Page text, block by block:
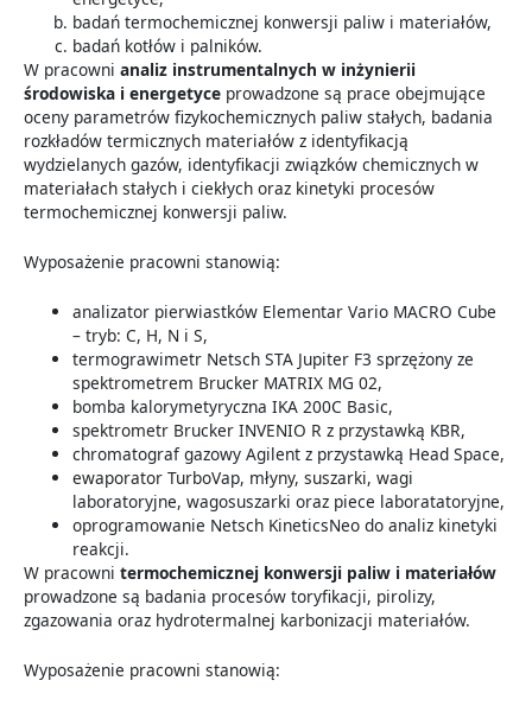
badań termochemicznej konwersji paliw i materiałów,
badań kotłów i palników.
W pracowni analiz instrumentalnych w inżynierii
środowiska i energetyce prowadzone są prace obejmujące
oceny parametrów fizykochemicznych paliw stałych, badania
rozkładów termicznych materiałów z identyfikacją
wydzielanych gazów, identyfikacji związków chemicznych w
materiałach stałych i ciekłych oraz kinetyki procesów
termochemicznej konwersji paliw.
Wyposażenie pracowni stanowią:
analizator pierwiastków Elementar Vario MACRO Cube
– tryb: C, H, N i S,
termograwimetr Netsch STA Jupiter F3 sprzężony ze
spektrometrem Brucker MATRIX MG 02,
bomba kalorymetyryczna IKA 200C Basic,
spektrometr Brucker INVENIO R z przystawką KBR,
chromatograf gazowy Agilent z przystawką Head Space,
ewaporator TurboVap, młyny, suszarki, wagi
laboratoryjne, wagosuszarki oraz piece laboratatoryjne,
oprogramowanie Netsch KineticsNeo do analiz kinetyki
reakcji.
W pracowni termochemicznej konwersji paliw i materiałów
prowadzone są badania procesów toryfikacji, pirolizy,
zgazowania oraz hydrotermalnej karbonizacji materiałów.
Wyposażenie pracowni stanowią: